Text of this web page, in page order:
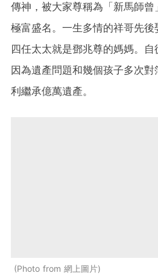
傳神，被大家尊稱為「新馬師
極富盛名。一生多情的祥哥先
四任太太就是鄧兆尊的媽媽。
因為遺產問題和幾個孩子多次
利繼承億萬遺產。
Photo from 網上圖片